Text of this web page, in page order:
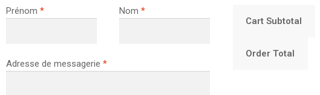
Prénom * Nom*
Adresse de messagerie *
Cart Subtotal
Order Total